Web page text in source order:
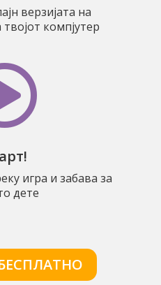
верзијата на
компјутер
игра и забава за
дете